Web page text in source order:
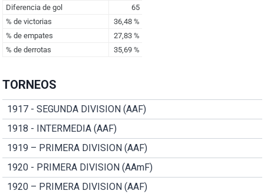
TORNEOS
1917 - SEGUNDA DIVISION (AAF)
1918 - INTERMEDIA (AAF)
1919 – PRIMERA DIVISION (AAF)
1920 - PRIMERA DIVISION (AAmF)
1920 – PRIMERA DIVISION (AAF)